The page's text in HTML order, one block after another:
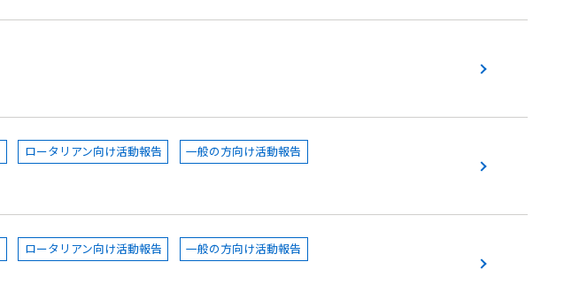
ロータリアン向け活動報告 一般の方向け活動報告
ロータリアン向け活動報告 一般の方向け活動報告